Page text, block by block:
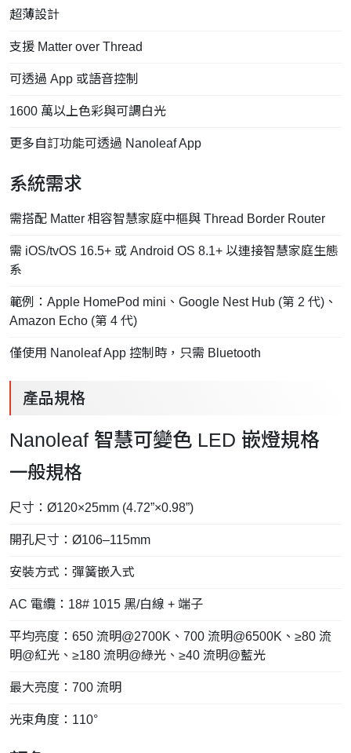
超薄設計
支援 Matter over Thread
可透過 App 或語音控制
1600 萬以上色彩與可調白光
更多自訂功能可透過 Nanoleaf App
系統需求
需搭配 Matter 相容智慧家庭中樞與 Thread Border Router
需 iOS/tvOS 16.5+ 或 Android OS 8.1+ 以連接智慧家庭生態
系
範例：Apple HomePod mini、Google Nest Hub (第 2 代)、
Amazon Echo (第 4 代)
僅使用 Nanoleaf App 控制時，只需 Bluetooth
產品規格
Nanoleaf 智慧可變色 LED 嵌燈規格
一般規格
尺寸：Ø120×25mm (4.72”×0.98”)
開孔尺寸：Ø106–115mm
安裝方式：彈簧嵌入式
AC 電纜：18# 1015 黑/白線 + 端子
平均亮度：650 流明@2700K、700 流明@6500K、≥80 流
明@紅光、≥180 流明@綠光、≥40 流明@藍光
最大亮度：700 流明
光束角度：110°